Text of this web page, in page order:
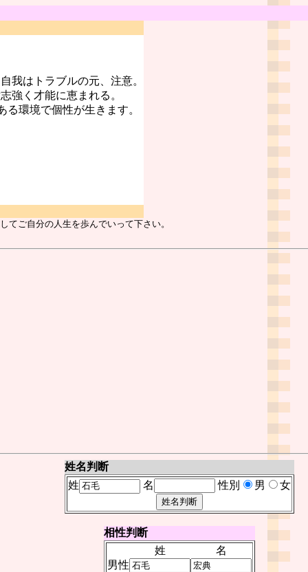
はトラブルの元、注意。
強く才能に恵まれる。
環境で個性が生きます。
てご自分の人生を歩んでいって下さい。
姓名判断
姓
名 性別 男 女
相性判断
姓
名
男性